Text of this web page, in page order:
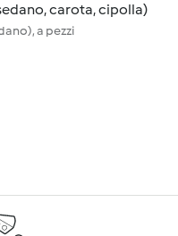
carota, cipolla)
a pezzi